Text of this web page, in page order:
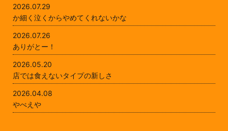
2026.07.29
か細く泣くからやめてくれないかな
2026.07.26
ありがとー！
2026.05.20
店では食えないタイプの新しさ
2026.04.08
やべえや